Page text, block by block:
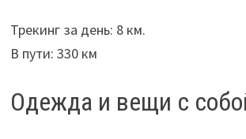
Трекинг за день: 8 км.
В пути: 330 км
Одежда и вещи с